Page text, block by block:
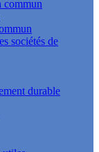
commun
sociétés de
durable